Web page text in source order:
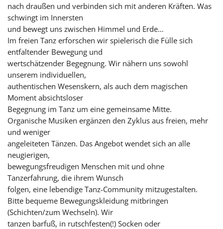
nach draußen und verbinden sich mit anderen Kräften. Was
schwingt im Innersten
und bewegt uns zwischen Himmel und Erde…
Im freien Tanz erforschen wir spielerisch die Fülle sich
entfaltender Bewegung und
wertschätzender Begegnung. Wir nähern uns sowohl
unserem individuellen,
authentischen Wesenskern, als auch dem magischen
Moment absichtsloser
Begegnung im Tanz um eine gemeinsame Mitte.
Organische Musiken ergänzen den Zyklus aus freien, mehr
und weniger
angeleiteten Tänzen. Das Angebot wendet sich an alle
neugierigen,
bewegungsfreudigen Menschen mit und ohne
Tanzerfahrung, die ihrem Wunsch
folgen, eine lebendige Tanz-Community mitzugestalten.
Bitte bequeme Bewegungskleidung mitbringen
(Schichten/zum Wechseln). Wir
tanzen barfuß, in rutschfesten(!) Socken oder